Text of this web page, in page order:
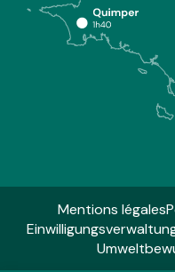
Mentions légales